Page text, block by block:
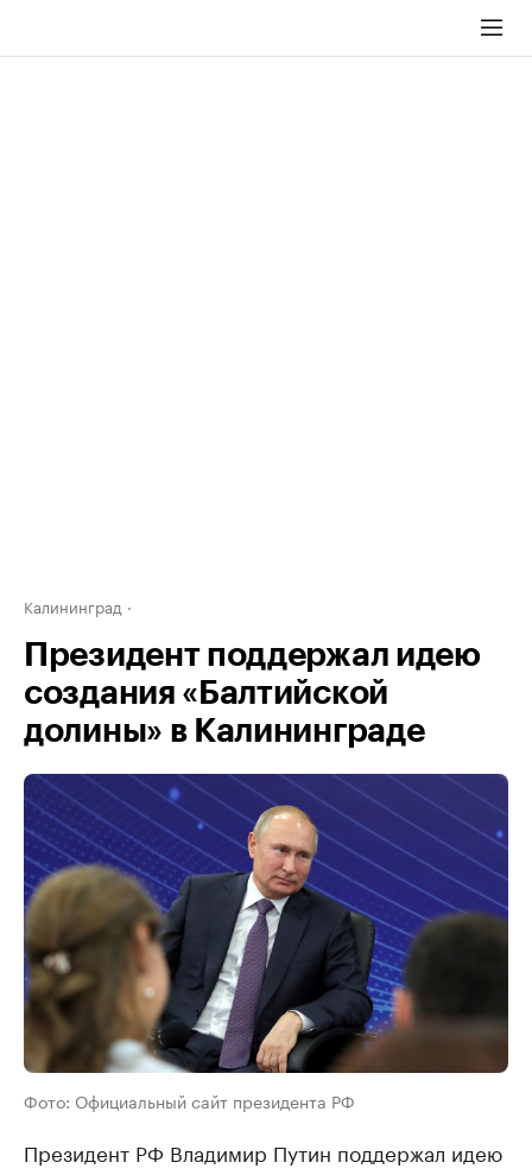
Калининград
Президент поддержал идею
создания «Балтийской
долины» в Калининграде
Фото: Официальный сайт президента РФ
Президент РФ Владимир Путин поддержал идею